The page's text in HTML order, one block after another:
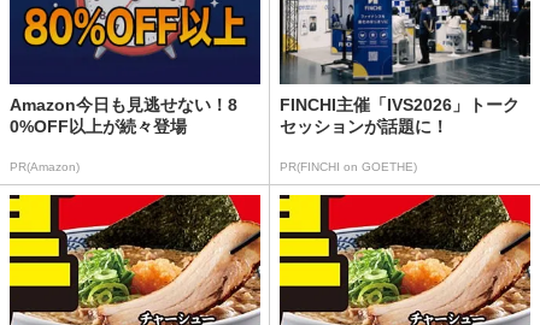
Amazon今日も見逃せない！8
0%OFF以上が続々登場
PR(Amazon)
FINCHI主催「IVS2026」トーク
セッションが話題に！
PR(FINCHI on GOETHE)